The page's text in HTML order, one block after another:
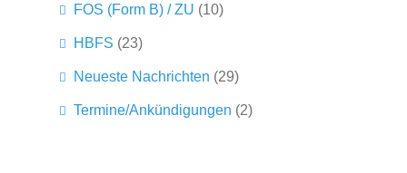
FOS (Form B) / ZU (10)
HBFS (23)
Neueste Nachrichten (29)
Termine/Ankündigungen (2)